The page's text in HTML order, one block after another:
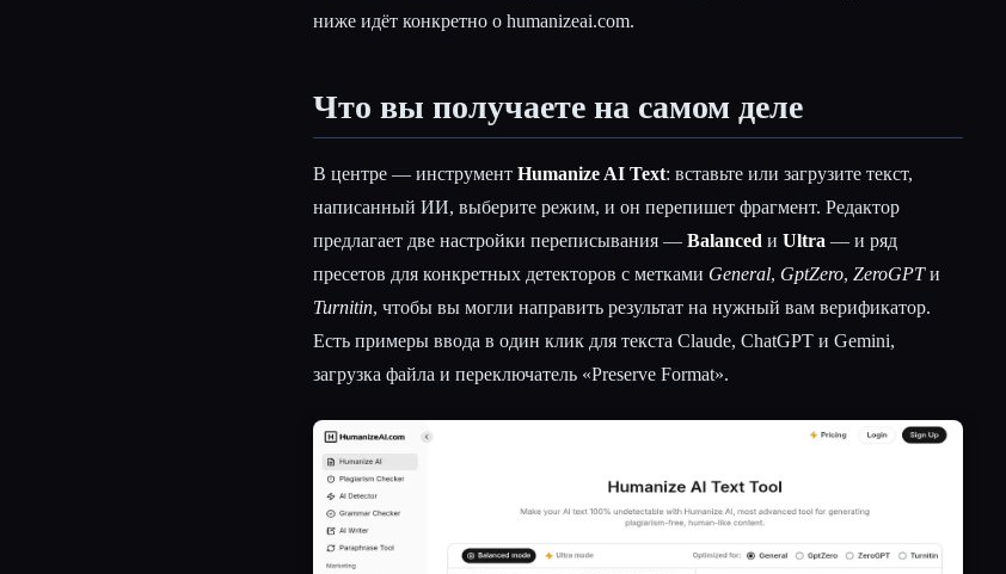
ниже идёт конкретно о humanizeai.com.
Что вы получаете на самом деле
В центре — инструмент Humanize AI Text: вставьте или загрузите текст,
написанный ИИ, выберите режим, и он перепишет фрагмент. Редактор
предлагает две настройки переписывания — Balanced и Ultra — и ряд
пресетов для конкретных детекторов с метками General, GptZero, ZeroGPTи
Turnitin, чтобы вы могли направить результат на нужный вам верификатор.
Есть примеры ввода в один клик для текста Claude, ChatGPT и Gemini,
загрузка файла и переключатель «Preserve Format».